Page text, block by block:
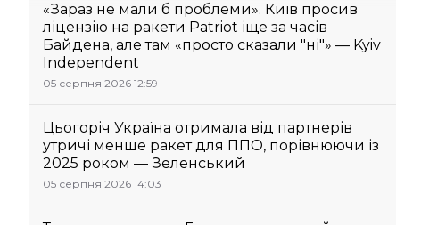
«Зараз не мали б проблеми». Київ просив
ліцензію на ракети Patriot іще за часів
Байдена, але там «просто сказали "ні"» — Kyiv
Independent
05 серпня 2026 12:59
Цьогоріч Україна отримала від партнерів
утричі менше ракет для ППО, порівнюючи із
2025 роком — Зеленський
05 серпня 2026 14:03